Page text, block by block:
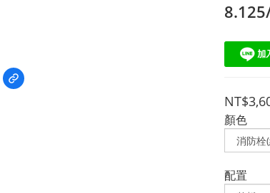
顏色
配置